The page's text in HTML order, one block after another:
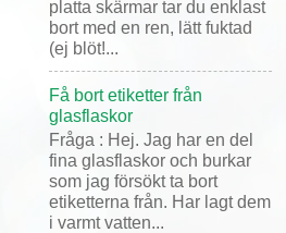
platta skärmar tar du enklast
bort med en ren, lätt fuktad
(ej blöt!...
Få bort etiketter från
glasflaskor
Fråga : Hej. Jag har en del
fina glasflaskor och burkar
som jag försökt ta bort
etiketterna från. Har lagt dem
i varmt vatten...